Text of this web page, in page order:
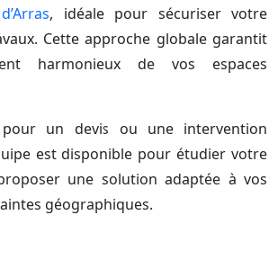
, idéale pour sécuriser votre
Cette approche globale garantit
harmonieux de vos espaces
pour un devis ou une intervention
est disponible pour étudier votre
une solution adaptée à vos
géographiques.